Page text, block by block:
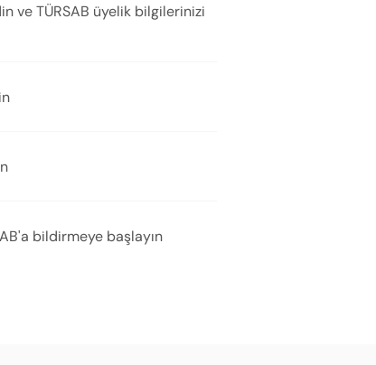
ve TÜRSAB üyelik bilgilerinizi
bildirmeye başlayın